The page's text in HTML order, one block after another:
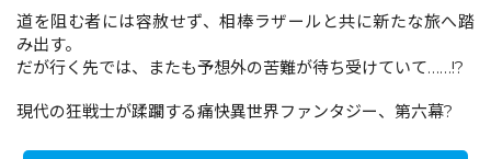
道を阻む者には容赦せず、相棒ラザールと共に新たな旅へ踏
み出す。
だが行く先では、またも予想外の苦難が待ち受けていて……!?
現代の狂戦士が蹂躙する痛快異世界ファンタジー、第六幕?